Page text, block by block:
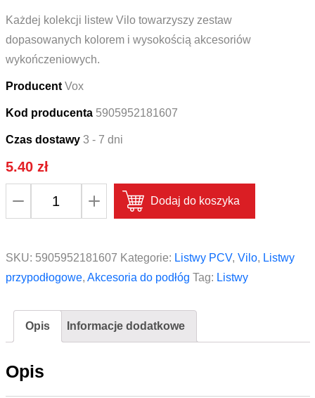
Każdej kolekcji listew Vilo towarzyszy zestaw
dopasowanych kolorem i wysokością akcesoriów
wykończeniowych.
Producent Vox
Kod producenta 5905952181607
Czas dostawy 3 - 7 dni
5.40 zł
i
listwy
Esquero
Dodaj do koszyka
SKU: 5905952181607 Kategorie: Listwy PCV, Vilo, Listwy
przypodłogowe, Akcesoria do podłóg Tag: Listwy
Opis Informacje dodatkowe
Opis